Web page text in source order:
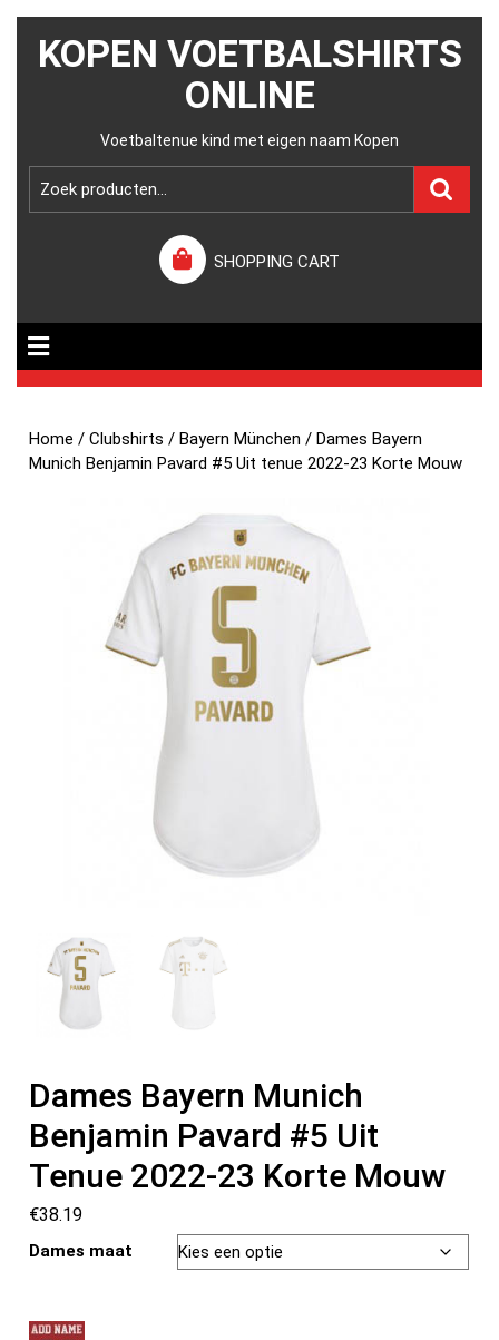
KOPEN VOETBALSHIRTS
ONLINE
Voetbaltenue kind met eigen naam Kopen
SHOPPING CART
Home /Clubshirts /Bayern München / Dames Bayern
Munich Benjamin Pavard #5 Uit tenue 2022-23 Korte Mouw
Dames Bayern Munich
Benjamin Pavard #5 Uit
Tenue 2022-23 Korte Mouw
€38.19
Dames maat